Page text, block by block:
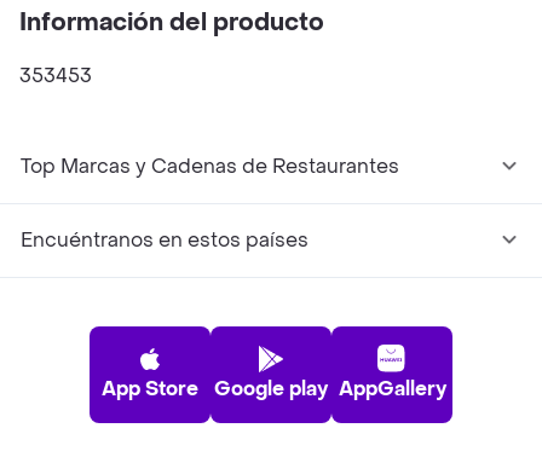
Información del producto
353453
Top Marcas y Cadenas de Restaurantes
Encuéntranos en estos países
App Store Google play AppGallery